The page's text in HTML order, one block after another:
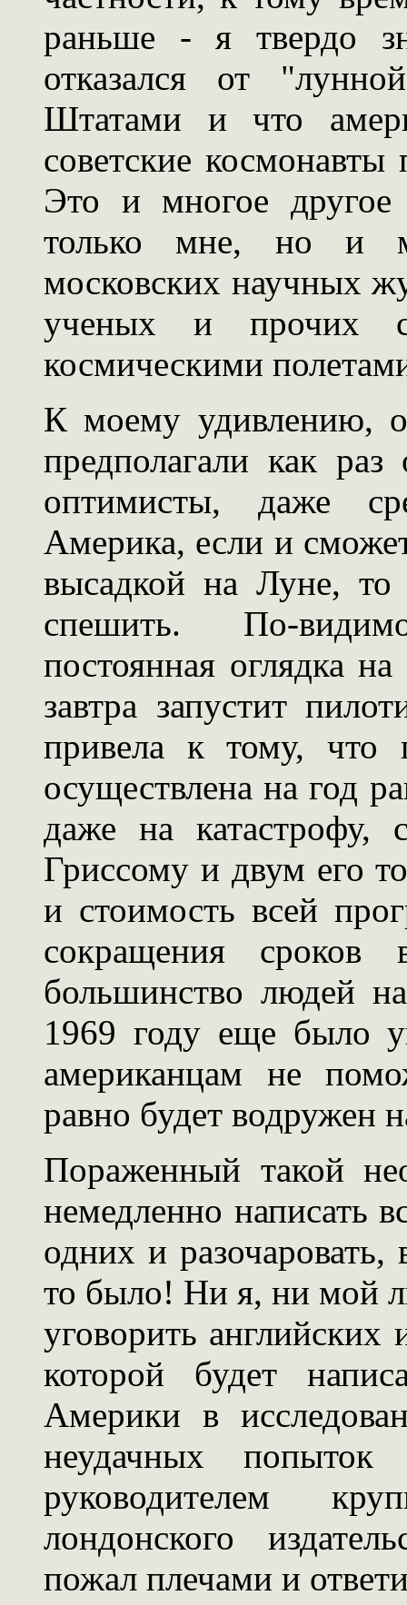
раньше - я твердо
отказался от
Штатами и что
советские
Это и многое
только мне, но и
московских научных
ученых и прочих
космическими
К моему удивлению,
предполагали как
оптимисты, даже
Америка, если и
высадкой на Луне, то
спешить. По-
постоянная оглядка
завтра запустит
привела к тому, что
осуществлена на год
даже на
Гриссому и двум его
и стоимость всей
сокращения
большинство людей
1969 году еще было
американцам не
равно будет водружен
Пораженный такой
немедленно написать
одних и
то было! Ни я, ни мой
уговорить английских
которой будет
Америки в
неудачных
руководителем
лондонского
пожал плечами и